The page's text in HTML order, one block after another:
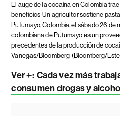
El auge de la cocaína en Colombia
beneficios Un agricultor sostiene
Putumayo, Colombia, el sábado 26 de
colombiana de Putumayo es un
precedentes de la producción de
Vanegas/Bloomberg (Bloomberg/
Ver +: Cada vez más
consumen drogas y